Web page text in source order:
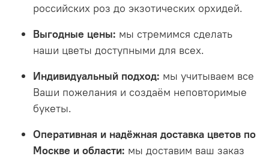
российских роз до экзотических орхидей.
Выгодные цены: мы стремимся сделать
наши цветы доступными для всех.
Индивидуальный подход: мы учитываем все
Ваши пожелания и создаём неповторимые
букеты.
Оперативная и надёжная доставка цветов по
Москве и области: мы доставим ваш заказ